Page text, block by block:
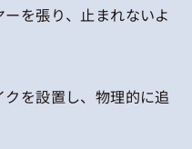
を張り、止まれないよ
を設置し、物理的に追